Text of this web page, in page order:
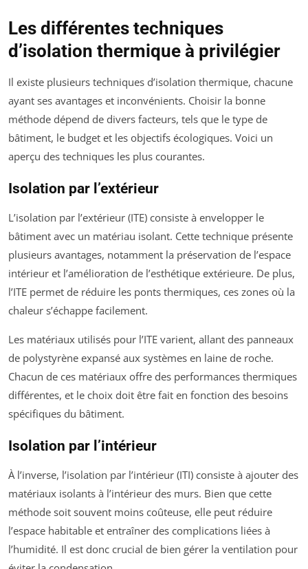
Les différentes techniques
d’isolation thermique à privilégier
Il existe plusieurs techniques d’isolation thermique, chacune
ayant ses avantages et inconvénients. Choisir la bonne
méthode dépend de divers facteurs, tels que le type de
bâtiment, le budget et les objectifs écologiques. Voici un
aperçu des techniques les plus courantes.
Isolation par l’extérieur
L’isolation par l’extérieur (ITE) consiste à envelopper le
bâtiment avec un matériau isolant. Cette technique présente
plusieurs avantages, notamment la préservation de l’espace
intérieur et l’amélioration de l’esthétique extérieure. De plus,
l’ITE permet de réduire les ponts thermiques, ces zones où la
chaleur s’échappe facilement.
Les matériaux utilisés pour l’ITE varient, allant des panneaux
de polystyrène expansé aux systèmes en laine de roche.
Chacun de ces matériaux offre des performances thermiques
différentes, et le choix doit être fait en fonction des besoins
spécifiques du bâtiment.
Isolation par l’intérieur
À l’inverse, l’isolation par l’intérieur (ITI) consiste à ajouter des
matériaux isolants à l’intérieur des murs. Bien que cette
méthode soit souvent moins coûteuse, elle peut réduire
l’espace habitable et entraîner des complications liées à
l’humidité. Il est donc crucial de bien gérer la ventilation pour